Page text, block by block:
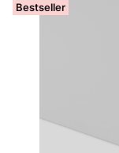
Bestseller